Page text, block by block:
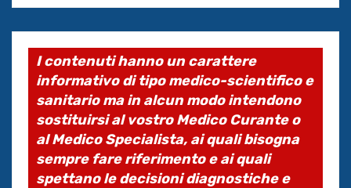
I contenuti hanno un carattere
informativo di tipo medico-scientifico e
sanitario ma in alcun modo intendono
sostituirsi al vostro Medico Curante o
al Medico Specialista, ai quali bisogna
sempre fare riferimento e ai quali
spettano le decisioni diagnostiche e